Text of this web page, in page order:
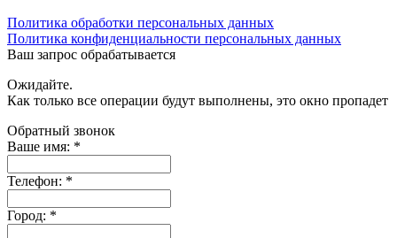
Политика обработки персональных данных
Политика конфиденциальности персональных данных
Ваш запрос обрабатывается
Ожидайте.
Как только все операции будут выполнены, это окно пропадет
Обратный звонок
Ваше имя: *
Телефон: *
Город: *